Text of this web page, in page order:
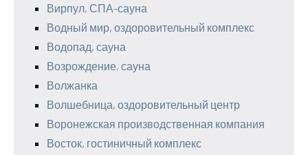
Вирпул, СПА-сауна
Водный мир, оздоровительный комплекс
Водопад, сауна
Возрождение, сауна
Волжанка
Волшебница, оздоровительный центр
Воронежская производственная компания
Восток, гостиничный комплекс